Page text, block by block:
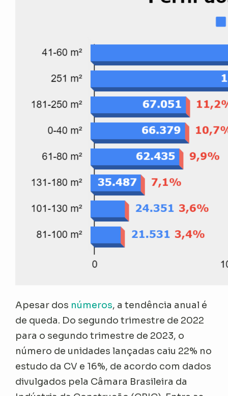
Apesar dos números, a tendência anual é
de queda. Do segundo trimestre de 2022
para o segundo trimestre de 2023, o
número de unidades lançadas caiu 22% no
estudo da CV e 16%, de acordo com dados
divulgados pela Câmara Brasileira da